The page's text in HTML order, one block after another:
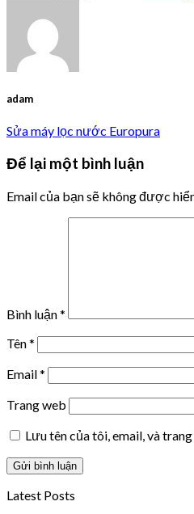
adam
Sửa máy lọc nước Europura
Để lại một bình luận
Email của bạn sẽ không được
Bình luận*
Tên*
Email*
Trang web
Lưu tên của tôi, email, và
Latest Posts